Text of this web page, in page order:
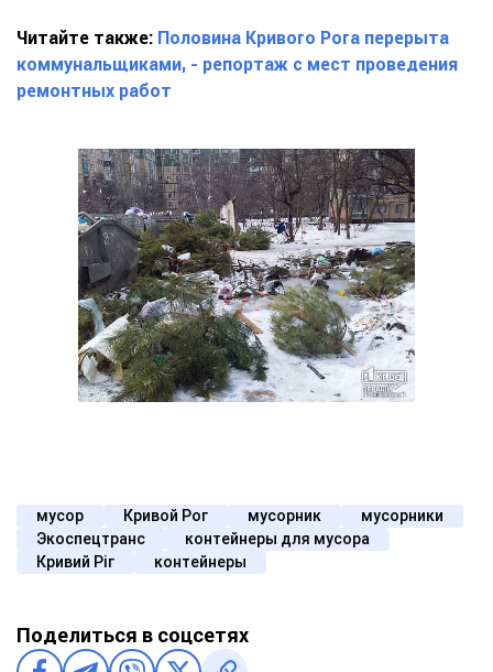
Читайте также: Половина Кривого Рога перерыта
коммунальщиками, - репортаж с мест проведения
ремонтных работ
мусор Кривой Рог мусорник
мусорники
Экоспецтранс
контейнеры для мусора
Кривий Ріг
контейнеры
Поделиться в соцсетях